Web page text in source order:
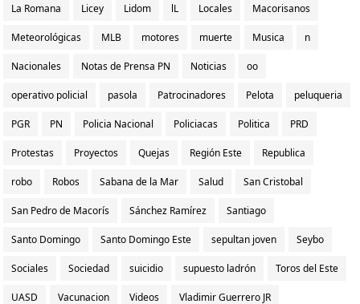
La Romana Licey Lidom lL Locales Macorisanos
Meteorológicas MLB motores muerte Musica n
Nacionales Notas de Prensa PN Noticias oo
operativo policial pasola Patrocinadores Pelota peluqueria
PGR PN Policia Nacional Policiacas Politica PRD
Protestas Proyectos Quejas Región Este Republica
robo Robos Sabana de la Mar Salud San Cristobal
San Pedro de Macorís Sánchez Ramírez Santiago
Santo Domingo Santo Domingo Este sepultan joven Seybo
Sociales Sociedad suicidio supuesto ladrón Toros del Este
UASD Vacunacion Videos Vladimir Guerrero JR